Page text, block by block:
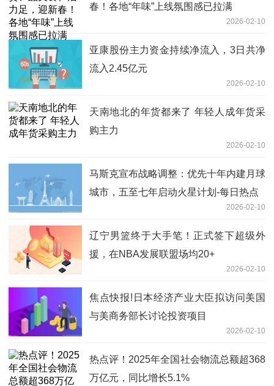
春！各地“年味”上线氛围感已拉满
2026-02-10
亚康股份主力资金持续净流入，3日共净
流入2.45亿元
2026-02-10
天南地北的年货都来了 年轻人成年货采
购主力
2026-02-10
马斯克宣布战略调整：优先十年内建月球
城市，五至七年启动火星计划-每日热点
2026-02-10
辽宁男篮终于大手笔！正式签下超级外
援，在NBA发展联盟场均20+
2026-02-10
焦点快报!日本经济产业大臣拟访问美国
与美商务部长讨论投资项目
2026-02-10
热点评！2025年全国社会物流总额超368
万亿元，同比增长5.1%